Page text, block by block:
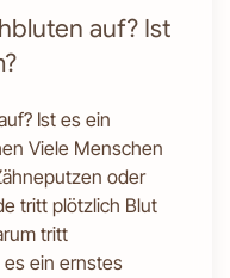
auf? Ist
Ist es ein
Viele Menschen
oder
tritt plötzlich Blut
tritt
ein ernstes